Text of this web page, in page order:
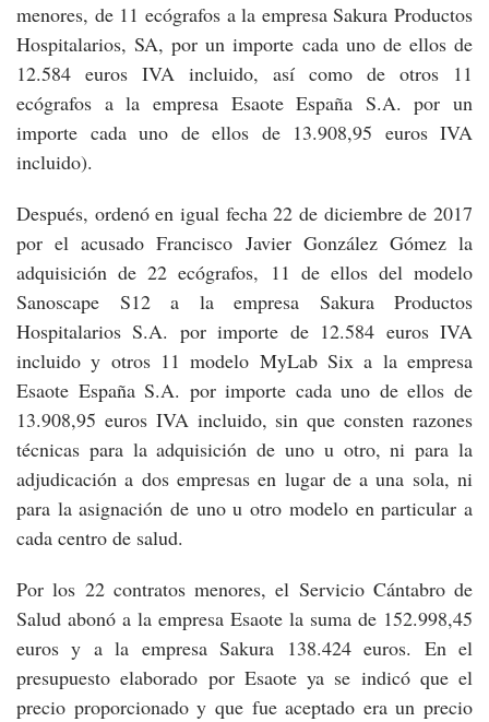
menores, de 11 ecógrafos a la empresa Sakura Productos
Hospitalarios, SA, por un importe cada uno de ellos de
12.584 euros IVA incluido, así como de otros 11
ecógrafos a la empresa Esaote España S.A. por un
importe cada uno de ellos de 13.908,95 euros IVA
incluido).
Después, ordenó en igual fecha 22 de diciembre de 2017
por el acusado Francisco Javier González Gómez la
adquisición de 22 ecógrafos, 11 de ellos del modelo
Sanoscape S12 a la empresa Sakura Productos
Hospitalarios S.A. por importe de 12.584 euros IVA
incluido y otros 11 modelo MyLab Six a la empresa
Esaote España S.A. por importe cada uno de ellos de
13.908,95 euros IVA incluido, sin que consten razones
técnicas para la adquisición de uno u otro, ni para la
adjudicación a dos empresas en lugar de a una sola, ni
para la asignación de uno u otro modelo en particular a
cada centro de salud.
Por los 22 contratos menores, el Servicio Cántabro de
Salud abonó a la empresa Esaote la suma de 152.998,45
euros y a la empresa Sakura 138.424 euros. En el
presupuesto elaborado por Esaote ya se indicó que el
precio proporcionado y que fue aceptado era un precio